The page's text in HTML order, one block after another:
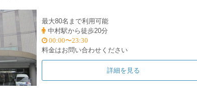
最大80名まで利用可能
中村駅から徒歩20分
00:00〜23:30
料金はお問い合わせください
詳細を見る